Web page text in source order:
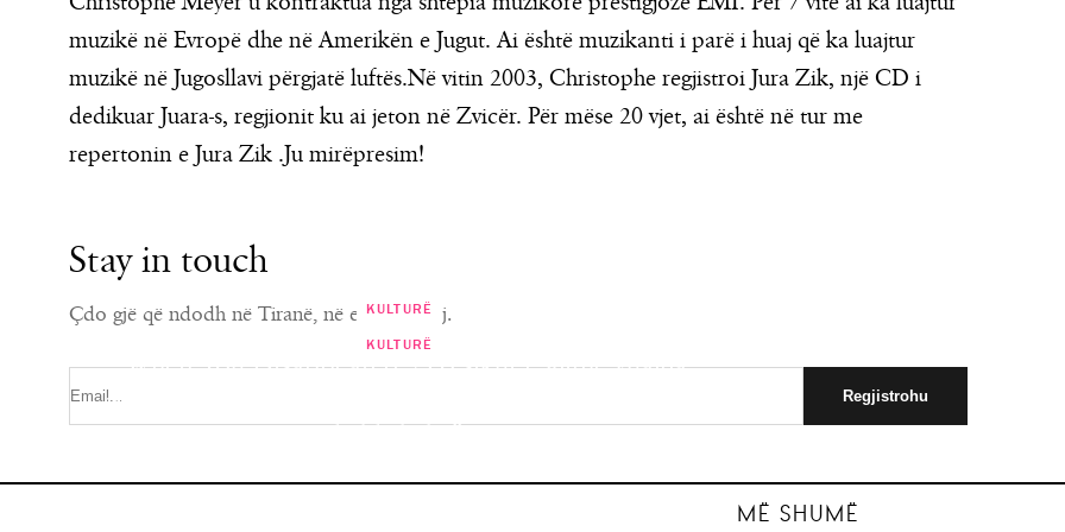
muzikë në Evropë dhe në Amerikën e Jugut. Ai është muzikanti i parë i huaj që ka luajtur
muzikë në Jugosllavi përgjatë luftës.Në vitin 2003, Christophe regjistroi Jura Zik, një CD i
dedikuar Juara-s, regjionit ku ai jeton në Zvicër. Për mëse 20 vjet, ai është në tur me
repertonin e Jura Zik .Ju mirëpresim!
Stay in touch
Çdo gjë që ndodh në Tiranë, në emailin tuaj.
MË SHUMË
KULTURË
“When You Disappeared”/Po sikur e gjithë vuajtja
dhe pikëpyetjet që ke pasur në kokë, të mos ia kenë
vlejtur kurrë?!
SILVIA TABAKU
KULTURË
Bibliotekë”
SILVIA TABAKU